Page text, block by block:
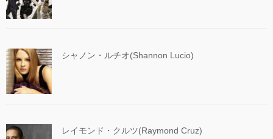
シャノン・ルチオ(Shannon Lucio)
レイモンド・クルツ(Raymond Cruz)